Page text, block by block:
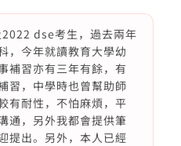
dse考生，過去兩年
，今年就讀教育大學幼
補習亦有三年有餘，有
習，中學時也曾幫助師
有耐性，不怕麻煩，平
通，另外我都會提供筆
提出。另外，本人已經